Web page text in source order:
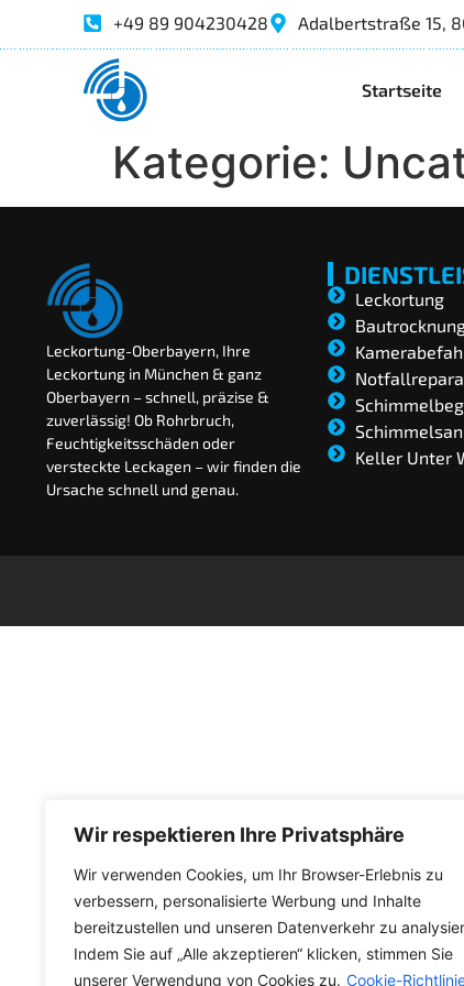
Wir respektieren Ihre Privatsphäre
Wir verwenden Cookies, um Ihr Browser-Erlebnis zu
verbessern, personalisierte Werbung und Inhalte
bereitzustellen und unseren Datenverkehr zu
Indem Sie auf „Alle akzeptieren“ klicken, stimmen Sie
unserer Verwendung von Cookies zu. Cookie-
+49 89 904230428 Adalbertstraße 15,
Startseite
Kategorie:
Leckortung-Oberbayern, Ihre
Leckortung in München & ganz
Oberbayern – schnell, präzise &
zuverlässig! Ob Rohrbruch,
Feuchtigkeitsschäden oder
versteckte Leckagen – wir finden die
Ursache schnell und genau.
Leckortung
Keller Unter